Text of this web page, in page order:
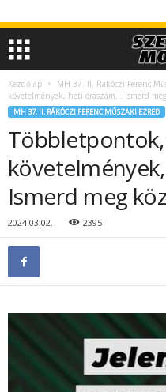
Kezdőlap MH 37. II. Rákóczi Ferenc
követelmények, heti óraszám… Ismerd
MH 37. II. RÁKÓCZI FERENC MŰSZAKI EZRED
Ismerd meg
2024.03.02. 2395